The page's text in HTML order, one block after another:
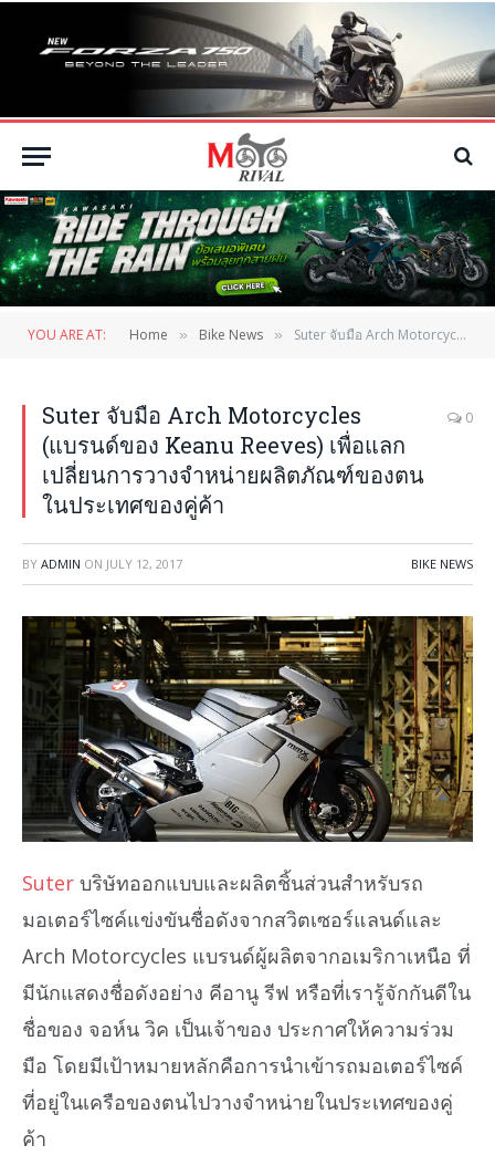
YOU ARE AT: Home » Bike News » Suter จับมือ Arch Motorcycles (แบรนด์ของ Keanu Reeves) เพื่อแลกเปลี่ยนการวางจำหน่ายผลิตภัณฑ์ของตนในประเทศของคู่ค้า
Suter จับมือ Arch Motorcycles
(แบรนด์ของ Keanu Reeves) เพื่อแลก
เปลี่ยนการวางจำหน่ายผลิตภัณฑ์ของตน
ในประเทศของคู่ค้า
0
BY ADMIN ON JULY 12, 2017 BIKE NEWS
Suter บริษัทออกแบบและผลิตชิ้นส่วนสำหรับรถ
มอเตอร์ไซค์แข่งขันชื่อดังจากสวิตเซอร์แลนด์และ
Arch Motorcycles แบรนด์ผู้ผลิตจากอเมริกาเหนือ ที่
มีนักแสดงชื่อดังอย่าง คีอานู รีฟ หรือที่เรารู้จักกันดีใน
ชื่อของ จอห์น วิค เป็นเจ้าของ ประกาศให้ความร่วม
มือ โดยมีเป้าหมายหลักคือการนำเข้ารถมอเตอร์ไซค์
ที่อยู่ในเครือของตนไปวางจำหน่ายในประเทศของคู่
ค้า